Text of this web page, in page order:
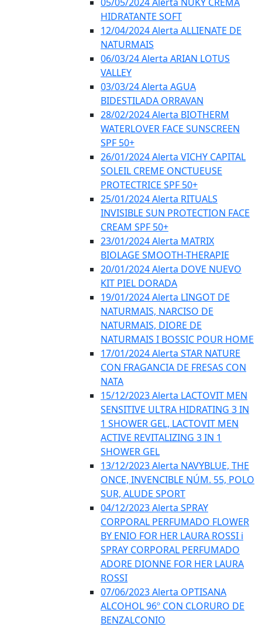
HIDRATANTE SOFT
12/04/2024 Alerta ALLIENATE DE
NATURMAIS
06/03/24 Alerta ARIAN LOTUS
VALLEY
03/03/24 Alerta AGUA
BIDESTILADA ORRAVAN
28/02/2024 Alerta BIOTHERM
WATERLOVER FACE SUNSCREEN
SPF 50+
26/01/2024 Alerta VICHY CAPITAL
SOLEIL CREME ONCTUEUSE
PROTECTRICE SPF 50+
25/01/2024 Alerta RITUALS
INVISIBLE SUN PROTECTION FACE
CREAM SPF 50+
23/01/2024 Alerta MATRIX
BIOLAGE SMOOTH-THERAPIE
20/01/2024 Alerta DOVE NUEVO
KIT PIEL DORADA
19/01/2024 Alerta LINGOT DE
NATURMAIS, NARCISO DE
NATURMAIS, DIORE DE
NATURMAIS I BOSSIC POUR HOME
17/01/2024 Alerta STAR NATURE
CON FRAGANCIA DE FRESAS CON
NATA
15/12/2023 Alerta LACTOVIT MEN
SENSITIVE ULTRA HIDRATING 3 IN
1 SHOWER GEL, LACTOVIT MEN
ACTIVE REVITALIZING 3 IN 1
SHOWER GEL
13/12/2023 Alerta NAVYBLUE, THE
ONCE, INVENCIBLE NÚM. 55, POLO
SUR, ALUDE SPORT
04/12/2023 Alerta SPRAY
CORPORAL PERFUMADO FLOWER
BY ENIO FOR HER LAURA ROSSI i
SPRAY CORPORAL PERFUMADO
ADORE DIONNE FOR HER LAURA
ROSSI
07/06/2023 Alerta OPTISANA
ALCOHOL 96º CON CLORURO DE
BENZALCONIO